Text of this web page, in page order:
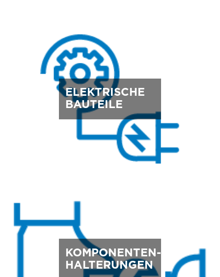
ELEKTRISCHE
BAUTEILE
KOMPONENTEN-
HALTERUNGEN